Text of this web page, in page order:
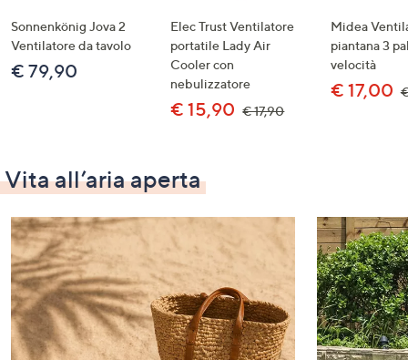
Sonnenkönig Jova 2
Ventilatore da tavolo
€ 79,90
Elec Trust Ventilatore
portatile Lady Air
Cooler con
nebulizzatore
€ 15,90 € 17,90
Midea
piantana 3
velocità
€ 17,00
Vita all’aria aperta